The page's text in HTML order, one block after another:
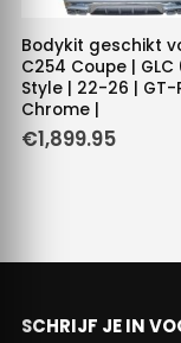
Bodykit geschikt
C254 Coupe | GLC
Style | 22-26 | GT-
Chrome |
€1,899.95
SCHRIJF JE IN